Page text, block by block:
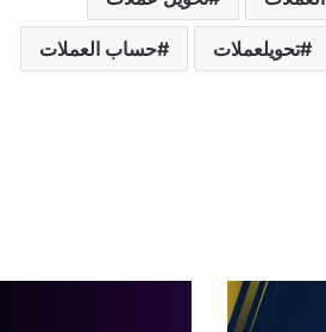
تحويلعملات حساب العملات